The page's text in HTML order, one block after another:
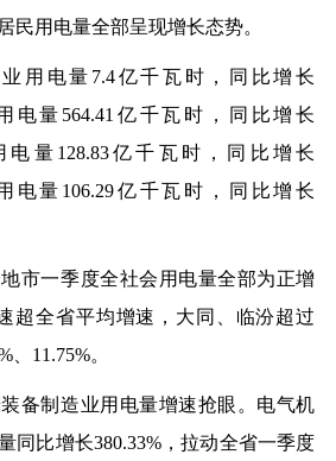
民用电量全部呈现增长态势。
电量7.4亿千瓦时，同比增长
电量564.41亿千瓦时，同比增长
电量128.83亿千瓦时，同比增长
电量106.29亿千瓦时，同比增长
一季度全社会用电量全部为正增
超全省平均增速，大同、临汾超过
、11.75%。
制造业用电量增速抢眼。电气机
同比增长380.33%，拉动全省一季度